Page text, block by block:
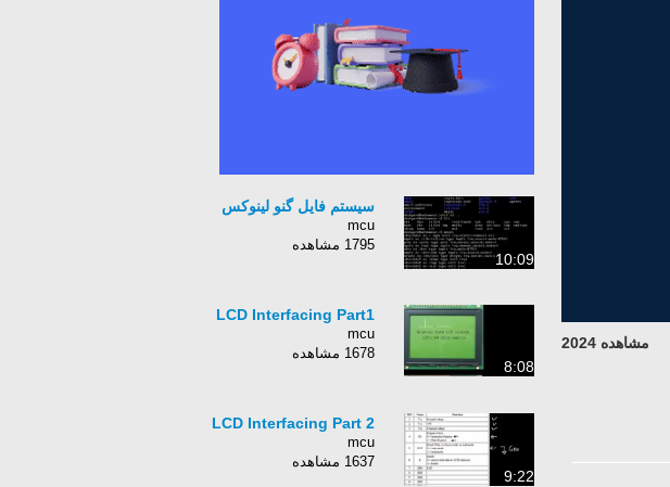
مشاهده 2024
10:09
سیستم فایل گنو لینوکس
mcu
1795 مشاهده
8:08
LCD Interfacing Part1
mcu
1678 مشاهده
9:22
LCD Interfacing Part 2
mcu
1637 مشاهده